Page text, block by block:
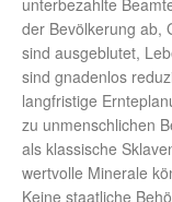
unterbezahlte
der Bevölkerung ab,
sind ausgeblutet,
sind gnadenlos
langfristige
zu unmenschlichen
als klassische
wertvolle Minerale
Keine staatliche